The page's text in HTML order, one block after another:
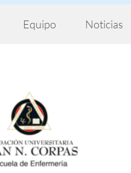
Equipo Noticias